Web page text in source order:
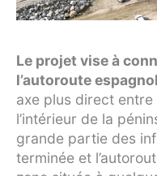
Le projet vise à
l’autoroute
axe plus direct
l’intérieur de la
grande partie des
terminée et